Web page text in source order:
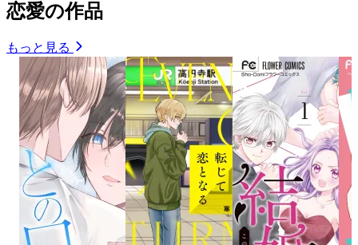
恋愛の作品
もっと見る